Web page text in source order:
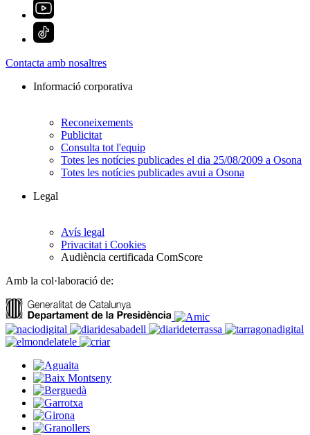
Contacta amb nosaltres
Informació corporativa
Reconeixements
Publicitat
Consulta tot l'equip
Totes les notícies publicades el dia 25/08/2009 a Osona
Totes les notícies publicades avui a Osona
Legal
Avís legal
Privacitat i Cookies
Audiència certificada ComScore
Amb la col·laboració de: